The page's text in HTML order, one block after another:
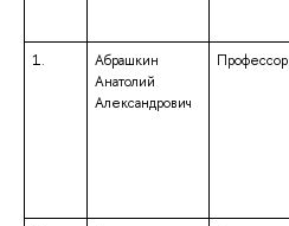
1.
Абрашкин
Анатолий
Александрович
Профессор